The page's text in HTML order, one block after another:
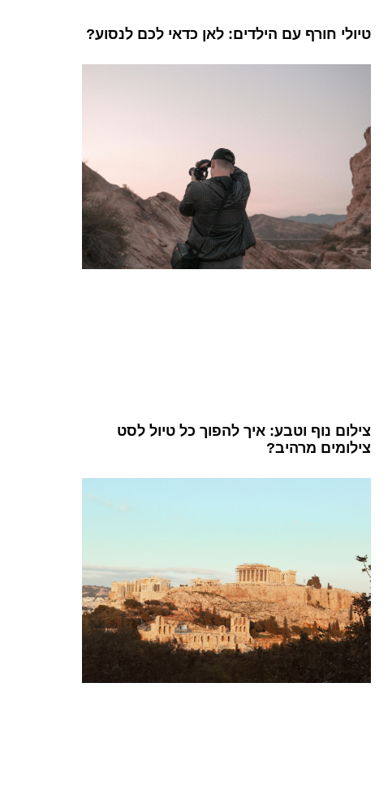
טיולי חורף עם הילדים: לאן כדאי לכם לנסוע?
צילום נוף וטבע: איך להפוך כל טיול לסט
צילומים מרהיב?